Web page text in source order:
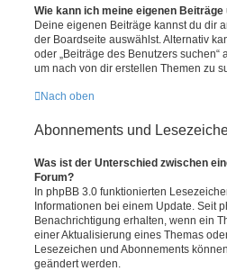
Wie kann ich meine eigenen Beiträge
Deine eigenen Beiträge kannst du dir
der Boardseite auswählst. Alternativ
oder „Beiträge des Benutzers
um nach von dir erstellen Themen zu
Nach oben
Abonnements und
Was ist der Unterschied zwischen
Forum?
In phpBB 3.0 funktionierten
Informationen bei einem Update. Seit
Benachrichtigung erhalten, wenn ein
einer Aktualisierung eines Themas
Lesezeichen und Abonnements
geändert werden.